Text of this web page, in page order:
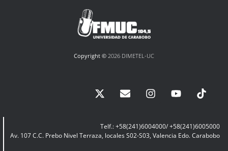
Copyright © 2026 DIMETEL-UC
Telf.: +58(241)6004000/ +58(241)6005000
Av. 107 C.C. Prebo Nivel Terraza, locales S02-S03, Valencia Edo. Carabobo